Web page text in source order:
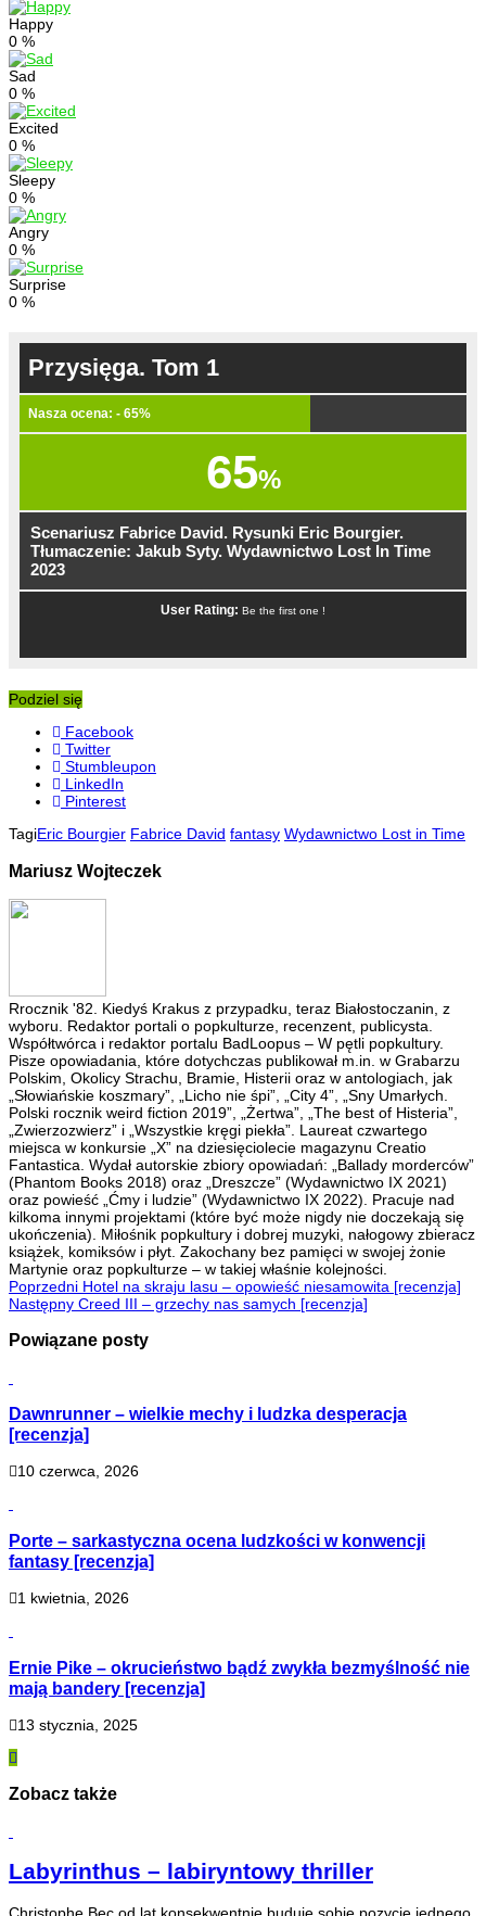
Happy
0 %
Sad
0 %
Excited
0 %
Sleepy
0 %
Angry
0 %
Surprise
0 %
Przysięga. Tom 1
Nasza ocena: - 65%
65%
Scenariusz Fabrice David. Rysunki Eric Bourgier.
Tłumaczenie: Jakub Syty. Wydawnictwo Lost In Time
2023
User Rating: Be the first one !
Podziel się
Facebook
Twitter
Stumbleupon
LinkedIn
Pinterest
TagiEric Bourgier Fabrice David fantasy Wydawnictwo Lost in Time
Mariusz Wojteczek
Rrocznik '82. Kiedyś Krakus z przypadku, teraz Białostoczanin, z
wyboru. Redaktor portali o popkulturze, recenzent, publicysta.
Współtwórca i redaktor portalu BadLoopus – W pętli popkultury.
Pisze opowiadania, które dotychczas publikował m.in. w Grabarzu
Polskim, Okolicy Strachu, Bramie, Histerii oraz w antologiach, jak
„Słowiańskie koszmary”, „Licho nie śpi”, „City 4”, „Sny Umarłych.
Polski rocznik weird fiction 2019”, „Żertwa”, „The best of Histeria”,
„Zwierzozwierz” i „Wszystkie kręgi piekła”. Laureat czwartego
miejsca w konkursie „X” na dziesięciolecie magazynu Creatio
Fantastica. Wydał autorskie zbiory opowiadań: „Ballady morderców”
(Phantom Books 2018) oraz „Dreszcze” (Wydawnictwo IX 2021)
oraz powieść „Ćmy i ludzie” (Wydawnictwo IX 2022). Pracuje nad
kilkoma innymi projektami (które być może nigdy nie doczekają się
ukończenia). Miłośnik popkultury i dobrej muzyki, nałogowy zbieracz
książek, komiksów i płyt. Zakochany bez pamięci w swojej żonie
Martynie oraz popkulturze – w takiej właśnie kolejności.
Poprzedni Hotel na skraju lasu – opowieść niesamowita [recenzja]
Następny Creed III – grzechy nas samych [recenzja]
Powiązane posty
Dawnrunner – wielkie mechy i ludzka desperacja
[recenzja]
10 czerwca, 2026
Porte – sarkastyczna ocena ludzkości w konwencji
fantasy [recenzja]
1 kwietnia, 2026
Ernie Pike – okrucieństwo bądź zwykła bezmyślność nie
mają bandery [recenzja]
13 stycznia, 2025
Zobacz także
Labyrinthus – labiryntowy thriller
Christophe Bec od lat konsekwentnie buduje sobie pozycję jednego